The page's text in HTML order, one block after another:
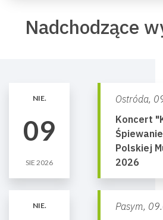
Nadchodzące
NIE.
09
SIE 2026
Ostróda,
Koncert
Polskiej
2026
NIE. Pasym,